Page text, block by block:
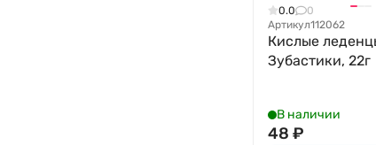
0.0
0
Артикул112062
Кислые
Зубастики, 22г
В наличии
48 ₽